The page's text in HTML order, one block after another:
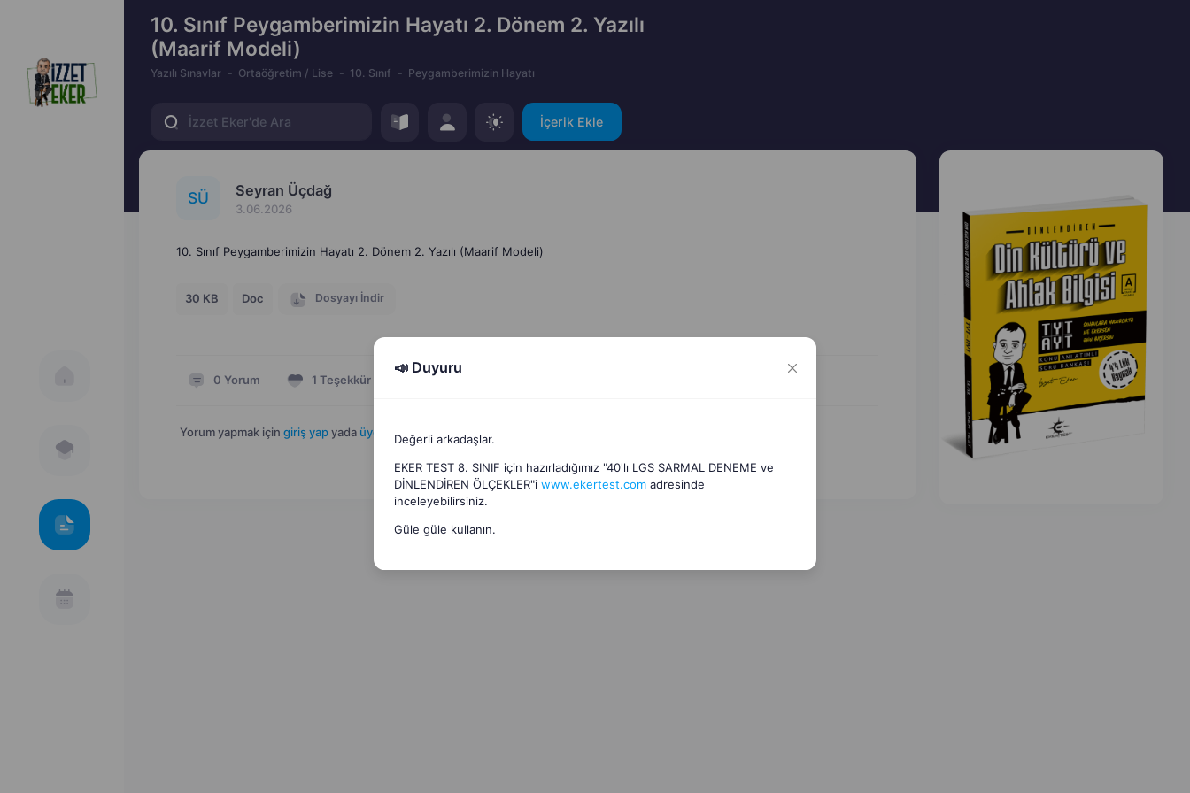
10. Sınıf Peygamberimizin Hayatı 2. Dönem 2. Yazılı
(Maarif Modeli)
Yazılı Sınavlar Ortaöğretim / Lise 10. Sınıf Peygamberimizin Hayatı
İçerik Ekle
SÜ Seyran Üçdağ
3.06.2026
10. Sınıf Peygamberimizin Hayatı 2. Dönem 2. Yazılı (Maarif Modeli)
30 KB Doc Dosyayı İndir
0 Yorum 1 Teşekkür Hata Bildir
Yorum yapmak için giriş yap yada üye ol .
📣 Duyuru
Değerli arkadaşlar.
EKER TEST 8. SINIF için hazırladığımız "40'lı LGS SARMAL DENEME ve
DİNLENDİREN ÖLÇEKLER"i www.ekertest.comadresinde
inceleyebilirsiniz.
Güle güle kullanın.